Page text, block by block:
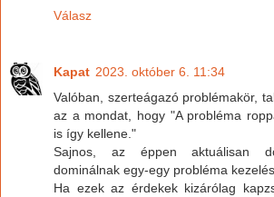
Válasz
Kapat 2023. október 6. 11:34
Valóban, szerteágazó problémakör,
az a mondat, hogy "A probléma
is így kellene."
Sajnos, az éppen aktuálisan
dominálnak egy-egy probléma
Ha ezek az érdekek kizárólag